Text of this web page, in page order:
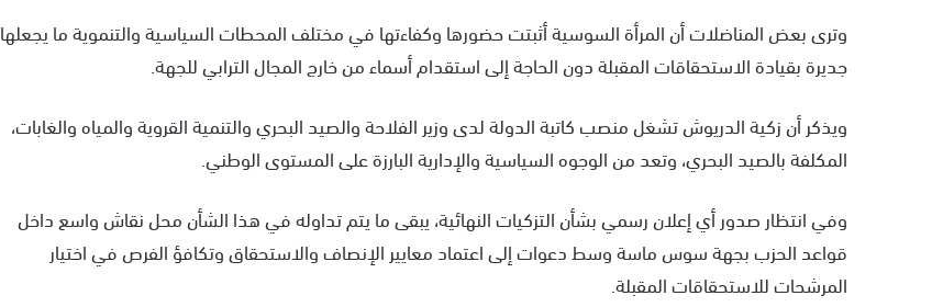
وترى بعض المناضلات أن المرأة السوسية أثبتت حضورها وكفاءتها في مختلف المحطات السياسية والتنموية ما يجعلها
جديرة بقيادة الاستحقاقات المقبلة دون الحاجة إلى استقدام أسماء من خارج المجال الترابي للجهة.
ويذكر أن زكية الدريوش تشغل منصب كاتبة الدولة لدى وزير الفلاحة والصيد البحري والتنمية القروية والمياه والغابات،
المكلفة بالصيد البحري، وتعد من الوجوه السياسية والإدارية البارزة على المستوى الوطني.
وفي انتظار صدور أي إعلان رسمي بشأن التزكيات النهائية، يبقى ما يتم تداوله في هذا الشأن محل نقاش واسع داخل
قواعد الحزب بجهة سوس ماسة وسط دعوات إلى اعتماد معايير الإنصاف والاستحقاق وتكافؤ الفرص في اختيار
المرشحات للاستحقاقات المقبلة.